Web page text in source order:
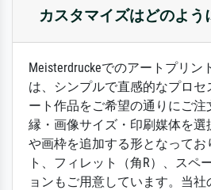
カスタマイズはどのよう
Meisterdruckeでのアートプリン
は、シンプルで直感的なプロ
ート作品をご希望の通りにご
縁・画像サイズ・印刷媒体を選
や画枠を追加する形となってお
ト、フィレット（角R）、スペ
ョンもご用意しています。当